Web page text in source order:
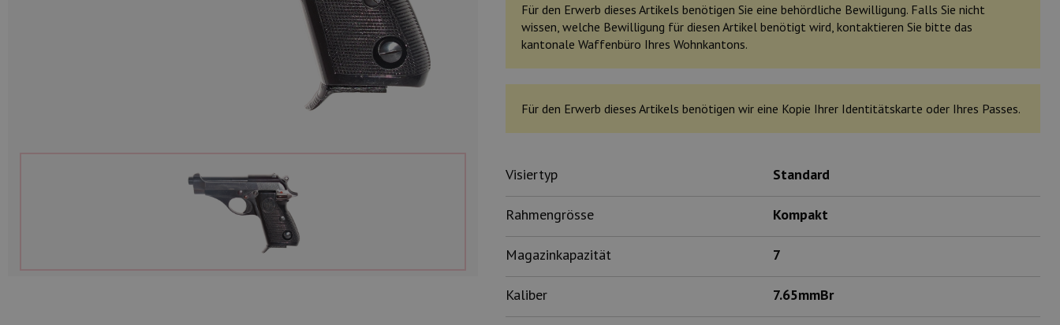
Für den Erwerb dieses Artikels benötigen Sie eine behördliche Bewilligung. Falls Sie nicht
wissen, welche Bewilligung für diesen Artikel benötigt wird, kontaktieren Sie bitte das
kantonale Waffenbüro Ihres Wohnkantons.
Für den Erwerb dieses Artikels benötigen wir eine Kopie Ihrer Identitätskarte oder Ihres Passes.
Visiertyp Standard
Rahmengrösse Kompakt
Magazinkapazität 7
Kaliber 7.65mmBr